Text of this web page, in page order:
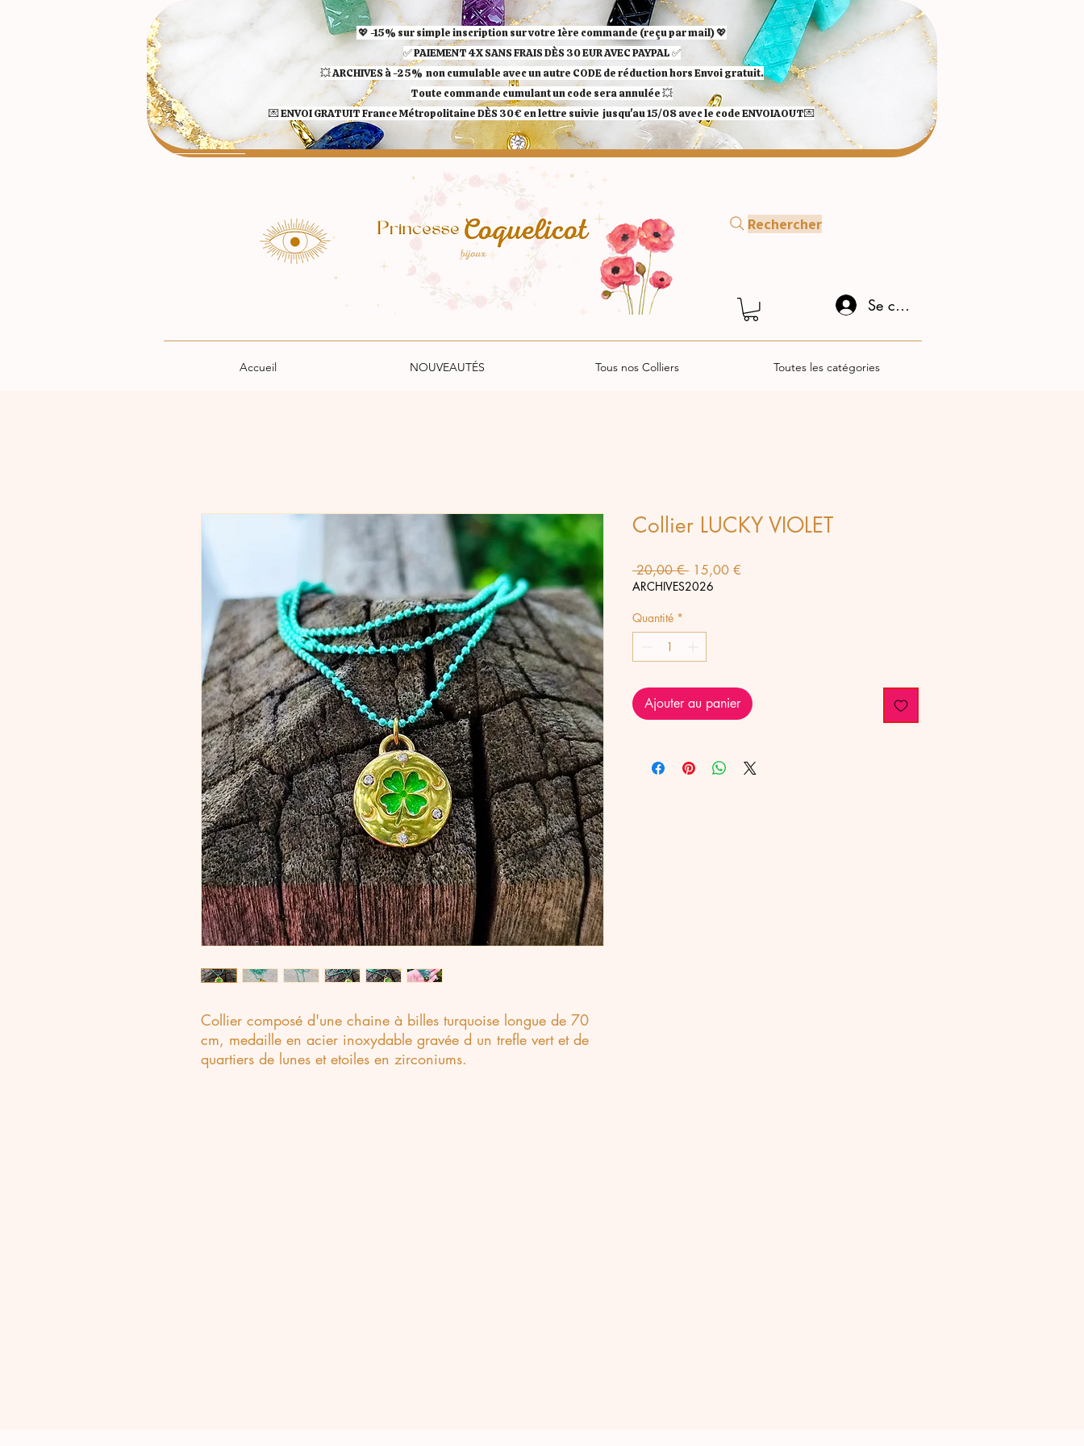
💖 -15% sur simple inscription sur votre 1ère commande (reçu par mail) 💖
✅ ​PAIEMENT 4X SANS FRAIS DÈS 30 EUR AVEC PAYPAL​ ✅​​​​​​​
💥 ARCHIVES à -25% non cumulable avec un autre CODE de réduction hors Envoi gratuit.
Toute commande cumulant un code sera annulée 💥
💌 ENVOI GRATUIT France Métropolitaine DÈS 30€ en lettre suivie jusqu'au 15/08 avec le code ENVOIAOUT💌​
Se connecter
Rechercher
Accueil NOUVEAUTÉS Tous nos Colliers Toutes les catégories
Collier composé d'une chaine à billes turquoise longue de 70
cm, medaille en acier inoxydable gravée d un trefle vert et de
quartiers de lunes et etoiles en zirconiums.
Collier LUCKY VIOLET
20,00 € Prix
original
15,00 €
ARCHIVES2026
Quantité *
Ajouter au panier